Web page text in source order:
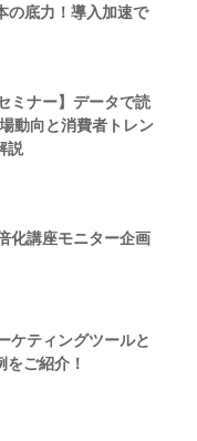
の底力！導入加速で
ミナー】データで読
動向と消費者トレン
説
化講座モニター企画
ケティングツールと
をご紹介！